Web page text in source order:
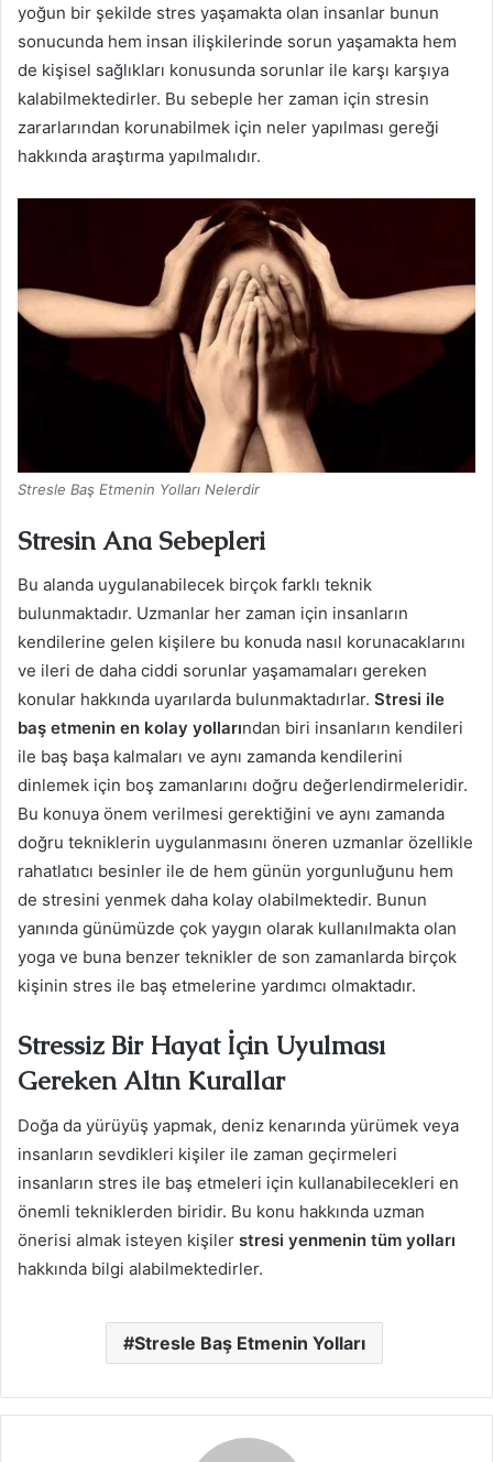
yoğun bir şekilde stres yaşamakta olan insanlar bunun
sonucunda hem insan ilişkilerinde sorun yaşamakta hem
de kişisel sağlıkları konusunda sorunlar ile karşı karşıya
kalabilmektedirler. Bu sebeple her zaman için stresin
zararlarından korunabilmek için neler yapılması gereği
hakkında araştırma yapılmalıdır.
Stresle Baş Etmenin Yolları Nelerdir
Stresin Ana Sebepleri
Bu alanda uygulanabilecek birçok farklı teknik
bulunmaktadır. Uzmanlar her zaman için insanların
kendilerine gelen kişilere bu konuda nasıl korunacaklarını
ve ileri de daha ciddi sorunlar yaşamamaları gereken
konular hakkında uyarılarda bulunmaktadırlar. Stresi ile
baş etmenin en kolay yollarından biri insanların kendileri
ile baş başa kalmaları ve aynı zamanda kendilerini
dinlemek için boş zamanlarını doğru değerlendirmeleridir.
Bu konuya önem verilmesi gerektiğini ve aynı zamanda
doğru tekniklerin uygulanmasını öneren uzmanlar özellikle
rahatlatıcı besinler ile de hem günün yorgunluğunu hem
de stresini yenmek daha kolay olabilmektedir. Bunun
yanında günümüzde çok yaygın olarak kullanılmakta olan
yoga ve buna benzer teknikler de son zamanlarda birçok
kişinin stres ile baş etmelerine yardımcı olmaktadır.
Stressiz Bir Hayat İçin Uyulması
Gereken Altın Kurallar
Doğa da yürüyüş yapmak, deniz kenarında yürümek veya
insanların sevdikleri kişiler ile zaman geçirmeleri
insanların stres ile baş etmeleri için kullanabilecekleri en
önemli tekniklerden biridir. Bu konu hakkında uzman
önerisi almak isteyen kişiler stresi yenmenin tüm yolları
hakkında bilgi alabilmektedirler.
Stresle Baş Etmenin Yolları